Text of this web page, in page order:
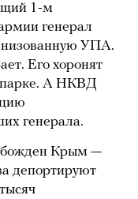
1-м
генерал
УПА.
Его хоронят
парке. А НКВД
генерала.
Крым —
депортируют